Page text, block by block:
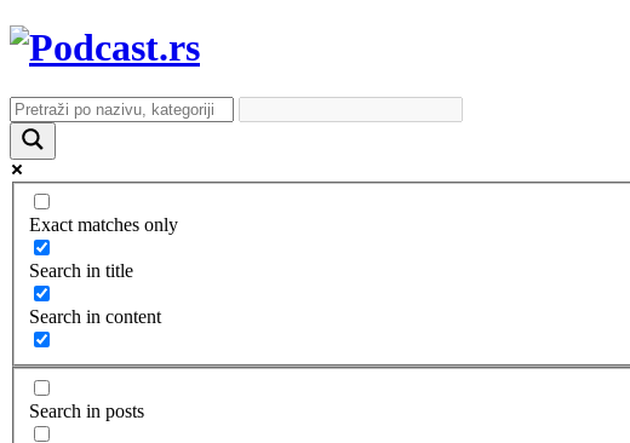
Exact matches only
Search in title
Search in content
Search in posts